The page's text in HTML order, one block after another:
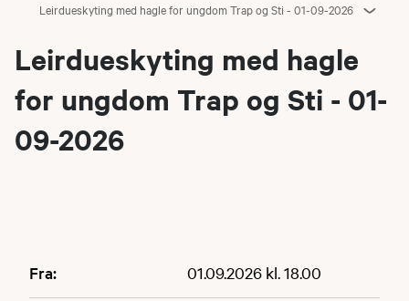
Leirdueskyting med hagle for ungdom Trap og Sti - 01-09-2026
Leirdueskyting med hagle
for ungdom Trap og Sti - 01-
09-2026
Fra: 01.09.2026 kl. 18.00